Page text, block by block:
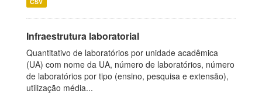
Infraestrutura laboratorial
Quantitativo de laboratórios por unidade acadêmica
(UA) com nome da UA, número de laboratórios, número
de laboratórios por tipo (ensino, pesquisa e extensão),
utilização média...